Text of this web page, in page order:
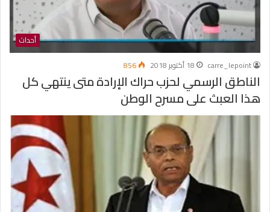
أحداث
carre_lepoint
18 أكتوبر 2018 856
الناطق الرسمي لحزب حراك الإرادة متى ينتهي كل
هذا العبث على مسرح الوطن